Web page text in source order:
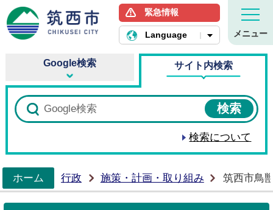
筑西市ホームページ
緊急情報
Language メニュー
Google検索 サイト内検索
検索について
ホーム
行政 施策・計画・取り組み 筑西市鳥